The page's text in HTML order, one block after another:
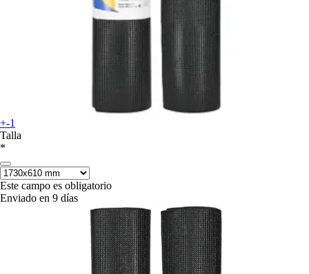
+-1
Talla
*
Este campo es obligatorio
Enviado en 9 días